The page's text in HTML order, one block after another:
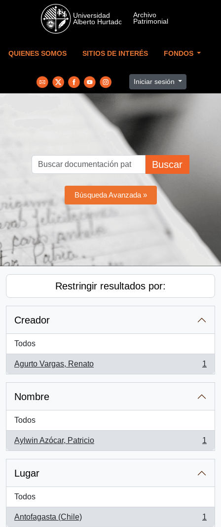
Skip to main content
QUIENES SOMOS SITIOS DE INTERÉS FONDOS
Iniciar sesión
Buscar
Búsqueda Avanzada »
Restringir resultados por:
Creador
Todos
Agurto Vargas, Renato
, 1 resultados
1
Nombre
Todos
Aylwin Azócar, Patricio
, 1 resultados
1
Lugar
Todos
Antofagasta (Chile)
, 1 resultados
1